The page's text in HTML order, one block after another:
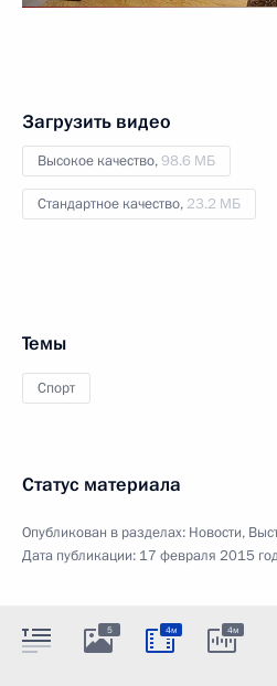
Загрузить видео
Высокое качество,98.6 МБ
Стандартное качество, 23.2 МБ
Темы
Спорт
Статус материала
Опубликован в разделах: Новости,
Дата публикации: 17 февраля 2015
5 4м 4м